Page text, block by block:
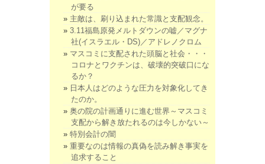
が要る
主敵は、刷り込まれた常識と支配観念。
3.11福島原発メルトダウンの嘘／マグナ
社(イスラエル・DS)／アドレノクロム
マスコミに支配された頭脳と社会・・・
コロナとワクチンは、破壊的突破口にな
るか？
日本人はどのような圧力を対象化してき
たのか。
奥の院の計画通りに進む世界～マスコミ
支配から解き放たれるのは今しかない～
特別会計の闇
重要なのは情報の真偽を読み解き事実を
追求すること